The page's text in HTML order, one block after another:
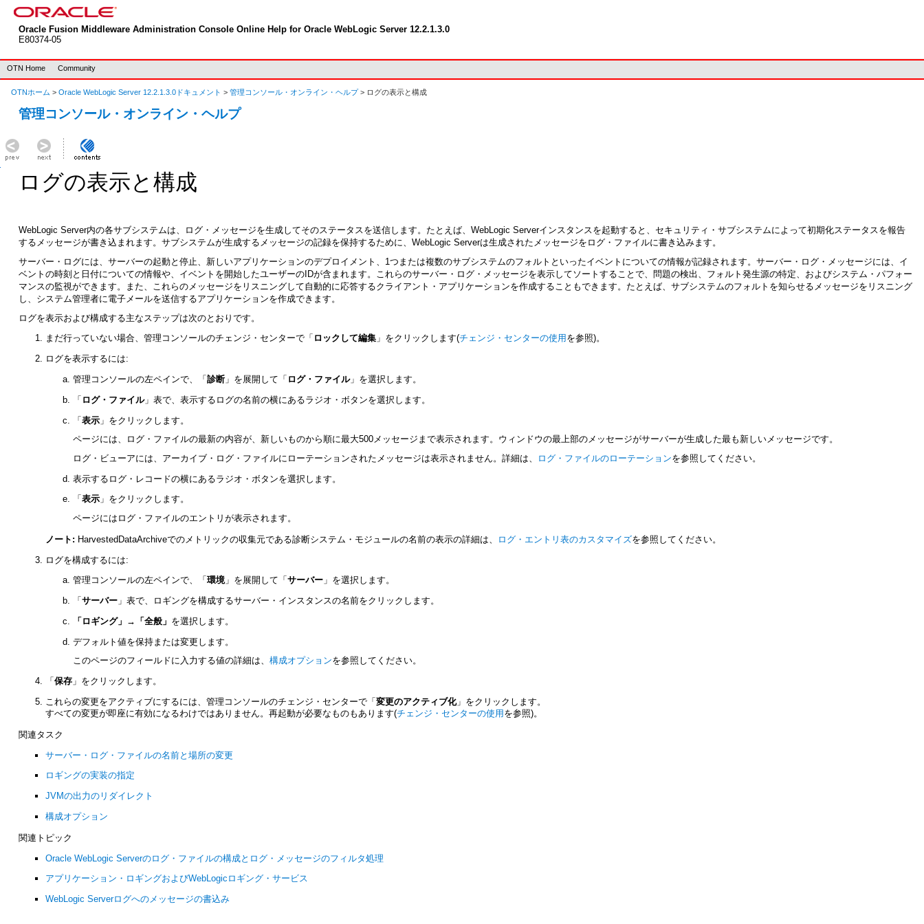
Oracle Fusion Middleware Administration Console Online Help for Oracle WebLogic Server 12.2.1.3.0
E80374-05
OTN Home Community
OTNホーム > Oracle WebLogic Server 12.2.1.3.0ドキュメント > 管理コンソール・オンライン・ヘルプ> ログの表示と構成
管理コンソール・オンライン・ヘルプ
ログの表示と構成
WebLogic Server内の各サブシステムは、ログ・メッセージを生成してそのステータスを送信します。たとえば、WebLogic Serverインスタンスを起動すると、セキュリティ・サブシステムによって初期化ステータスを報告
するメッセージが書き込まれます。サブシステムが生成するメッセージの記録を保持するために、WebLogic Serverは生成されたメッセージをログ・ファイルに書き込みます。
サーバー・ログには、サーバーの起動と停止、新しいアプリケーションのデプロイメント、1つまたは複数のサブシステムのフォルトといったイベントについての情報が記録されます。サーバー・ログ・メッセージには、イ
ベントの時刻と日付についての情報や、イベントを開始したユーザーのIDが含まれます。これらのサーバー・ログ・メッセージを表示してソートすることで、問題の検出、フォルト発生源の特定、およびシステム・パフォー
マンスの監視ができます。また、これらのメッセージをリスニングして自動的に応答するクライアント・アプリケーションを作成することもできます。たとえば、サブシステムのフォルトを知らせるメッセージをリスニング
し、システム管理者に電子メールを送信するアプリケーションを作成できます。
ログを表示および構成する主なステップは次のとおりです。
まだ行っていない場合、管理コンソールのチェンジ・センターで「 ロックして編集 」をクリックします(チェンジ・センターの使用 を参照)。
ログを表示するには:
管理コンソールの左ペインで、「診断」を展開して「 ログ・ファイル」を選択します。
「 ログ・ファイル」表で、表示するログの名前の横にあるラジオ・ボタンを選択します。
「表示 」をクリックします。
ページには、ログ・ファイルの最新の内容が、新しいものから順に最大500メッセージまで表示されます。ウィンドウの最上部のメッセージがサーバーが生成した最も新しいメッセージです。
ログ・ビューアには、アーカイブ・ログ・ファイルにローテーションされたメッセージは表示されません。詳細は、
ログ・ファイルのローテーションを参照してください。
表示するログ・レコードの横にあるラジオ・ボタンを選択します。
「表示 」をクリックします。
ページにはログ・ファイルのエントリが表示されます。
ノート: HarvestedDataArchiveでのメトリックの収集元である診断システム・モジュールの名前の表示の詳細は、 ログ・エントリ表のカスタマイズを参照してください。
ログを構成するには:
管理コンソールの左ペインで、「環境 」を展開して「サーバー 」を選択します。
「サーバー 」表で、ロギングを構成するサーバー・インスタンスの名前をクリックします。
「ロギング」→「全般」 を選択します。
デフォルト値を保持または変更します。
このページのフィールドに入力する値の詳細は、構成オプションを参照してください。
「保存 」をクリックします。
これらの変更をアクティブにするには、管理コンソールのチェンジ・センターで「変更のアクティブ化」をクリックします。
すべての変更が即座に有効になるわけではありません。再起動が必要なものもあります(チェンジ・センターの使用 を参照)。
関連タスク
サーバー・ログ・ファイルの名前と場所の変更
ロギングの実装の指定
JVMの出力のリダイレクト
構成オプション
関連トピック
Oracle WebLogic Serverのログ・ファイルの構成とログ・メッセージのフィルタ処理
アプリケーション・ロギングおよびWebLogicロギング・サービス
WebLogic Serverログへのメッセージの書込み